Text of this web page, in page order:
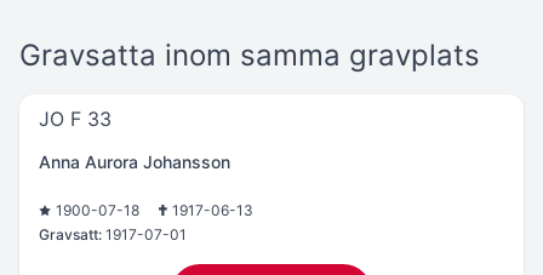
Gravsatta inom samma gravplats
JO F 33
Anna Aurora Johansson
1900-07-18
1917-06-13
Gravsatt: 1917-07-01